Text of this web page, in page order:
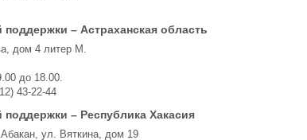
– Астраханская область
дом 4 литер М.
до 18.00.
43-22-44
– Республика Хакасия
Абакан, ул. Вяткина, дом 19